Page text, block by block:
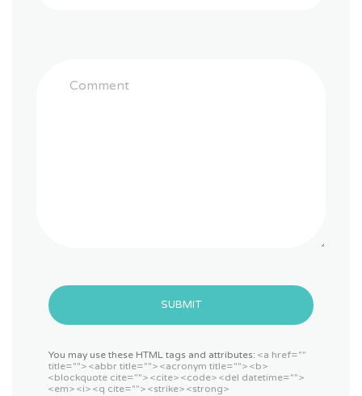
SUBMIT
You may use these HTML tags and attributes: <a href=""
title=""> <abbr title=""> <acronym title=""> <b>
<blockquote cite=""> <cite> <code> <del datetime="">
<em> <i> <q cite=""> <strike> <strong>